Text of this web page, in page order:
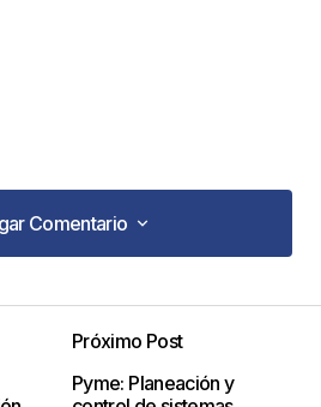
Comentario
Comentario
obligatorios están
Próximo Post
Pyme: Planeación y